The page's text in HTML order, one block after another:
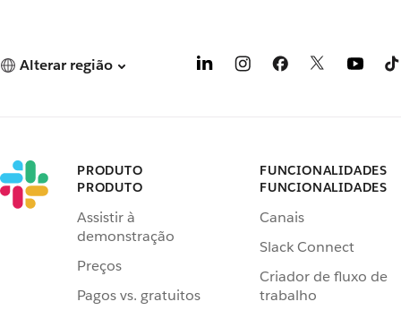
Alterar região
PRODUTO
PRODUTO
Assistir à
demonstração
Preços
Pagos vs. gratuitos
FUNCIONALIDADES
FUNCIONALIDADES
Canais
Slack Connect
Criador de fluxo de
trabalho